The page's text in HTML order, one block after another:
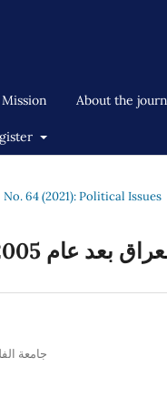
About the
No. 64 (2021): Political Issues
وآليات العلاج
جامعة